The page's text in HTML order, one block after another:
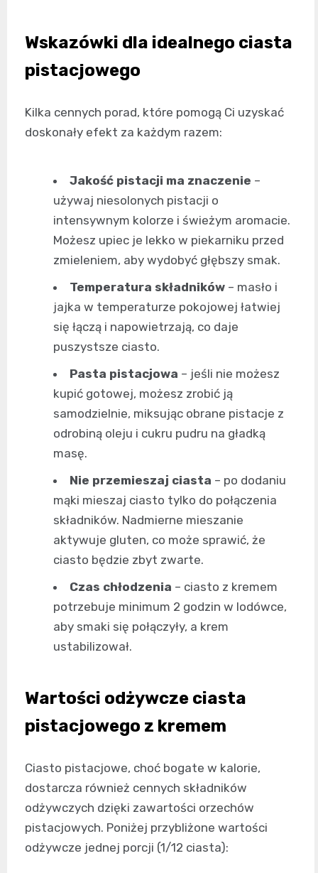
Wskazówki dla idealnego ciasta
pistacjowego
Kilka cennych porad, które pomogą Ci uzyskać
doskonały efekt za każdym razem:
Jakość pistacji ma znaczenie –
używaj niesolonych pistacji o
intensywnym kolorze i świeżym aromacie.
Możesz upiec je lekko w piekarniku przed
zmieleniem, aby wydobyć głębszy smak.
Temperatura składników – masło i
jajka w temperaturze pokojowej łatwiej
się łączą i napowietrzają, co daje
puszystsze ciasto.
Pasta pistacjowa – jeśli nie możesz
kupić gotowej, możesz zrobić ją
samodzielnie, miksując obrane pistacje z
odrobiną oleju i cukru pudru na gładką
masę.
Nie przemieszaj ciasta – po dodaniu
mąki mieszaj ciasto tylko do połączenia
składników. Nadmierne mieszanie
aktywuje gluten, co może sprawić, że
ciasto będzie zbyt zwarte.
Czas chłodzenia – ciasto z kremem
potrzebuje minimum 2 godzin w lodówce,
aby smaki się połączyły, a krem
ustabilizował.
Wartości odżywcze ciasta
pistacjowego z kremem
Ciasto pistacjowe, choć bogate w kalorie,
dostarcza również cennych składników
odżywczych dzięki zawartości orzechów
pistacjowych. Poniżej przybliżone wartości
odżywcze jednej porcji (1/12 ciasta):